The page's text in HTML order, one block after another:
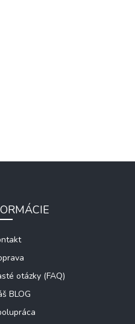
otázky (FAQ)
BLOG